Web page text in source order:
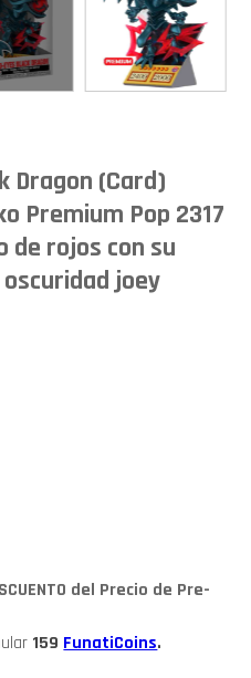
Dragon (Card)
Premium Pop 2317
de rojos con su
joey
del Precio de Pre-
159 FunatiCoins.